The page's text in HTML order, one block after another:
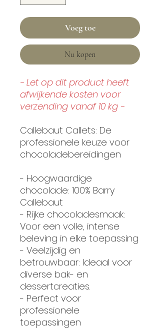
Voeg toe
Nu kopen
- Let op dit product heeft
afwijkende kosten voor
verzending vanaf 10 kg -
Callebaut Callets: De
professionele keuze voor
chocoladebereidingen
- Hoogwaardige
chocolade: 100% Barry
Callebaut
- Rijke chocoladesmaak:
Voor een volle, intense
beleving in elke toepassing
- Veelzijdig en
betrouwbaar: Ideaal voor
diverse bak- en
dessertcreaties.
- Perfect voor
professionele
toepassingen